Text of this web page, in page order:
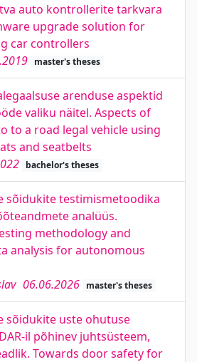
auto kontrollerite tarkvara
upgrade solution for
car controllers
master's theses
arenduse aspektid
valiku näitel. Aspects of
to a road legal vehicle using
and seatbelts
bachelor's theses
sõidukite testimismetoodika
analüüs.
methodology and
analysis for autonomous
06.06.2026 master's theses
sõidukite uste ohutuse
il põhinev juhtsüsteem,
Towards door safety for